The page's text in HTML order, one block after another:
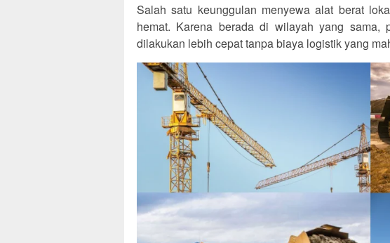
Salah satu keunggulan menyewa alat berat
hemat. Karena berada di wilayah yang sama,
dilakukan lebih cepat tanpa biaya logistik yang